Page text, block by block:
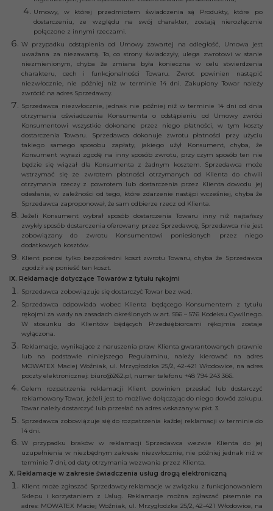
Umowy, w której przedmiotem świadczenia są Produkty, które po
dostarczeniu, ze względu na swój charakter, zostają nierozłącznie
połączone z innymi rzeczami.
W przypadku odstąpienia od Umowy zawartej na odległość, Umowa jest
uważana za niezawartą. To, co strony świadczyły, ulega zwrotowi w stanie
niezmienionym, chyba że zmiana była konieczna w celu stwierdzenia
charakteru, cech i funkcjonalności Towaru. Zwrot powinien nastąpić
niezwłocznie, nie później niż w terminie 14 dni. Zakupiony Towar należy
zwrócić na adres Sprzedawcy.
Sprzedawca niezwłocznie, jednak nie później niż w terminie 14 dni od dnia
otrzymania oświadczenia Konsumenta o odstąpieniu od Umowy zwróci
Konsumentowi wszystkie dokonane przez niego płatności, w tym koszty
dostarczenia Towaru. Sprzedawca dokonuje zwrotu płatności przy użyciu
takiego samego sposobu zapłaty, jakiego użył Konsument, chyba, że
Konsument wyrazi zgodę na inny sposób zwrotu, przy czym sposób ten nie
będzie się wiązał dla Konsumenta z żadnym kosztem. Sprzedawca może
wstrzymać się ze zwrotem płatności otrzymanych od Klienta do chwili
otrzymania rzeczy z powrotem lub dostarczenia przez Klienta dowodu jej
odesłania, w zależności od tego, które zdarzenie nastąpi wcześniej, chyba że
Sprzedawca zaproponował, że sam odbierze rzecz od Klienta.
Jeżeli Konsument wybrał sposób dostarczenia Towaru inny niż najtańszy
zwykły sposób dostarczenia oferowany przez Sprzedawcę, Sprzedawca nie jest
zobowiązany do zwrotu Konsumentowi poniesionych przez niego
dodatkowych kosztów.
Klient ponosi tylko bezpośredni koszt zwrotu Towaru, chyba że Sprzedawca
zgodził się ponieść ten koszt.
IX. Reklamacje dotyczące Towarów z tytułu rękojmi
Sprzedawca zobowiązuje się dostarczyć Towar bez wad.
Sprzedawca odpowiada wobec Klienta będącego Konsumentem z tytułu
rękojmi za wady na zasadach określonych w art. 556 – 576 Kodeksu Cywilnego.
W stosunku do Klientów będących Przedsiębiorcami rękojmia zostaje
wyłączona.
Reklamacje, wynikające z naruszenia praw Klienta gwarantowanych prawnie
lub na podstawie niniejszego Regulaminu, należy kierować na adres
MOWATEX Maciej Woźniak, ul. Mrzygłodzka 25/2, 42-421 Włodowice, na adres
poczty elektronicznej: biuro@262.pl, numer telefonu +48 794 243 366.
Celem rozpatrzenia reklamacji Klient powinien przesłać lub dostarczyć
reklamowany Towar, jeżeli jest to możliwe dołączając do niego dowód zakupu.
Towar należy dostarczyć lub przesłać na adres wskazany w pkt. 3.
Sprzedawca zobowiązuje się do rozpatrzenia każdej reklamacji w terminie do
14 dni.
W przypadku braków w reklamacji Sprzedawca wezwie Klienta do jej
uzupełnienia w niezbędnym zakresie niezwłocznie, nie później jednak niż w
terminie 7 dni, od daty otrzymania wezwania przez Klienta.
X. Reklamacje w zakresie świadczenia usług drogą elektroniczną
Klient może zgłaszać Sprzedawcy reklamacje w związku z funkcjonowaniem
Sklepu i korzystaniem z Usług. Reklamacje można zgłaszać pisemnie na
adres: MOWATEX Maciej Woźniak, ul. Mrzygłodzka 25/2, 42-421 Włodowice, na